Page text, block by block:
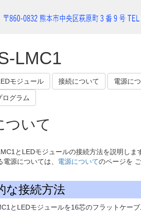
LMC1
モジュール 接続について 電源に
ログラム
ついて
とLEDモジュールの接続方法を説明しま
電源については、 電源についてのページを
な接続方法
とLEDモジュールを16芯のフラットケーブ